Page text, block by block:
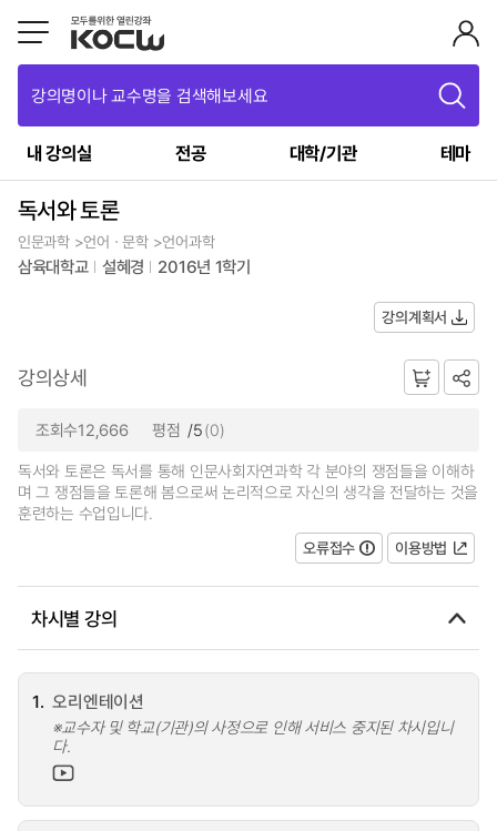
강의명이나 교수명을 검색해보세요
내 강의실 전공 대학/기관 테마
독서와 토론
인문과학 >언어ㆍ문학 >언어과학
삼육대학교 설혜경 2016년 1학기
강의계획서
강의상세
조회수12,666 평점 /5(0)
독서와 토론은 독서를 통해 인문사회자연과학 각 분야의 쟁점들을 이해하
며 그 쟁점들을 토론해 봄으로써 논리적으로 자신의 생각을 전달하는 것을
훈련하는 수업입니다.
오류접수
이용방법
차시별 강의
1. 오리엔테이션
※교수자 및 학교(기관)의 사정으로 인해 서비스 중지된 차시입니
다.